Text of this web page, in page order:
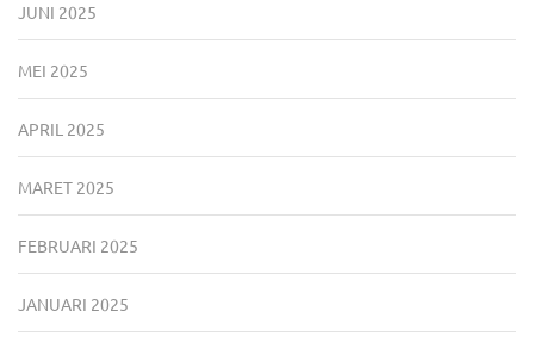
JUNI 2025
MEI 2025
APRIL 2025
MARET 2025
FEBRUARI 2025
JANUARI 2025